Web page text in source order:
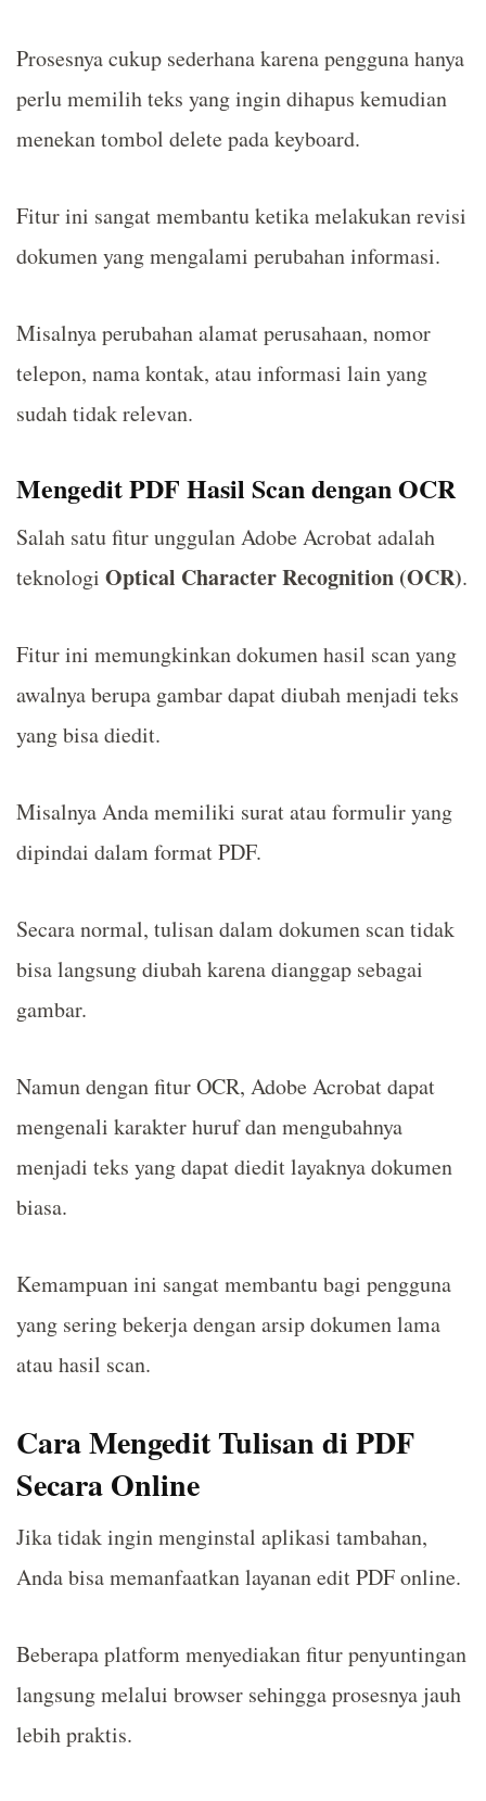
Prosesnya cukup sederhana karena pengguna hanya
perlu memilih teks yang ingin dihapus kemudian
menekan tombol delete pada keyboard.
Fitur ini sangat membantu ketika melakukan revisi
dokumen yang mengalami perubahan informasi.
Misalnya perubahan alamat perusahaan, nomor
telepon, nama kontak, atau informasi lain yang
sudah tidak relevan.
Mengedit PDF Hasil Scan dengan OCR
Salah satu fitur unggulan Adobe Acrobat adalah
teknologi Optical Character Recognition (OCR).
Fitur ini memungkinkan dokumen hasil scan yang
awalnya berupa gambar dapat diubah menjadi teks
yang bisa diedit.
Misalnya Anda memiliki surat atau formulir yang
dipindai dalam format PDF.
Secara normal, tulisan dalam dokumen scan tidak
bisa langsung diubah karena dianggap sebagai
gambar.
Namun dengan fitur OCR, Adobe Acrobat dapat
mengenali karakter huruf dan mengubahnya
menjadi teks yang dapat diedit layaknya dokumen
biasa.
Kemampuan ini sangat membantu bagi pengguna
yang sering bekerja dengan arsip dokumen lama
atau hasil scan.
Cara Mengedit Tulisan di PDF
Secara Online
Jika tidak ingin menginstal aplikasi tambahan,
Anda bisa memanfaatkan layanan edit PDF online.
Beberapa platform menyediakan fitur penyuntingan
langsung melalui browser sehingga prosesnya jauh
lebih praktis.